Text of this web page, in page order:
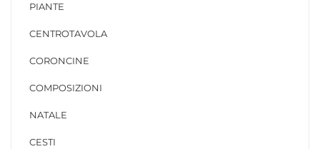
PIANTE
CENTROTAVOLA
CORONCINE
COMPOSIZIONI
NATALE
CESTI